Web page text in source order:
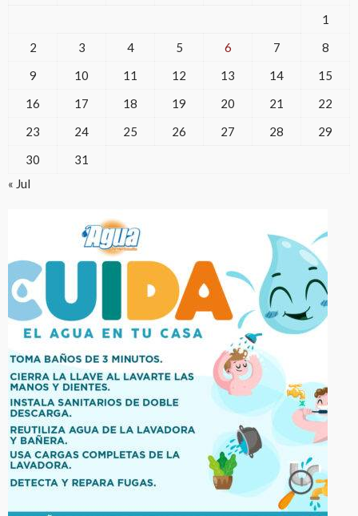
1
2
3 4 5 6 7
8
9
10 11 12 13 14
15
16
17 18 19 20 21
22
23
24 25 26 27 28
29
30
31
« Jul